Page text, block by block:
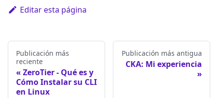
Editar esta página
Publicación más
reciente
ZeroTier - Qué es y
Cómo Instalar su CLI
en Linux
Publicación más antigua
CKA: Mi experiencia